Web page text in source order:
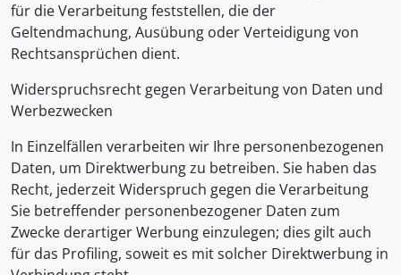
für die Verarbeitung feststellen, die der
Geltendmachung, Ausübung oder Verteidigung von
Rechtsansprüchen dient.
Widerspruchsrecht gegen Verarbeitung von Daten und
Werbezwecken
In Einzelfällen verarbeiten wir Ihre personenbezogenen
Daten, um Direktwerbung zu betreiben. Sie haben das
Recht, jederzeit Widerspruch gegen die Verarbeitung
Sie betreffender personenbezogener Daten zum
Zwecke derartiger Werbung einzulegen; dies gilt auch
für das Profiling, soweit es mit solcher Direktwerbung in